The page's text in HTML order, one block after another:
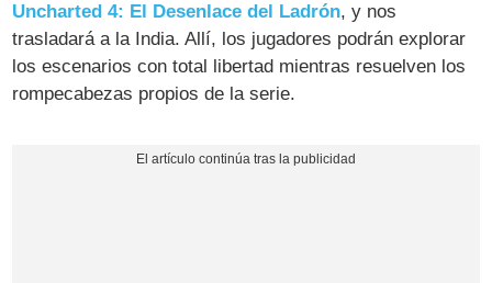
Uncharted 4: El Desenlace del Ladrón, y nos
trasladará a la India. Allí, los jugadores podrán explorar
los escenarios con total libertad mientras resuelven los
rompecabezas propios de la serie.